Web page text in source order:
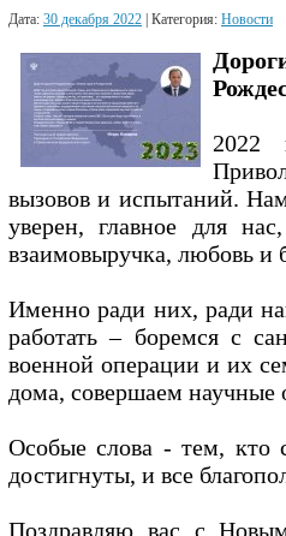
Дата: 30 декабря 2022 | Категория: Новости
2022
вызовов и испытаний.
уверен, главное для
взаимовыручка, любовь и
Именно ради них, ради
работать – боремся с
военной операции и их
дома, совершаем научные
Особые слова - тем, кто
достигнуты, и все
Поздравляю вас с